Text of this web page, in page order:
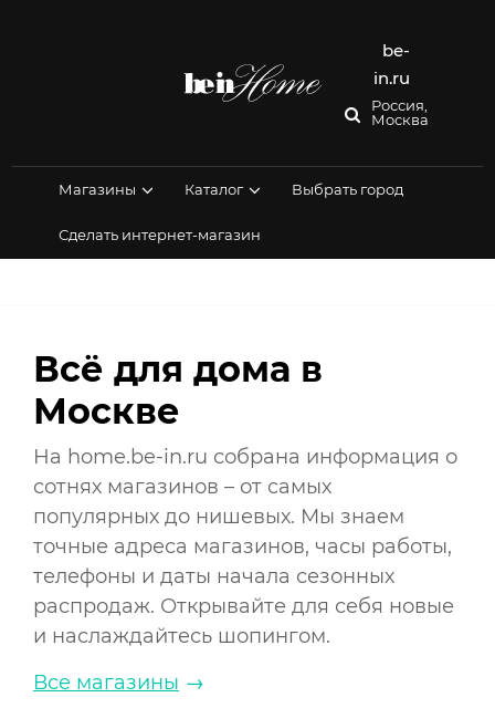
be-
in.ru
Россия,
Москва
Магазины Каталог Выбрать город
Сделать интернет-магазин
Всё для дома в
Москве
На home.be-in.ru собрана информация о
сотнях магазинов – от самых
популярных до нишевых. Мы знаем
точные адреса магазинов, часы работы,
телефоны и даты начала сезонных
распродаж. Открывайте для себя новые
и наслаждайтесь шопингом.
Все магазины →